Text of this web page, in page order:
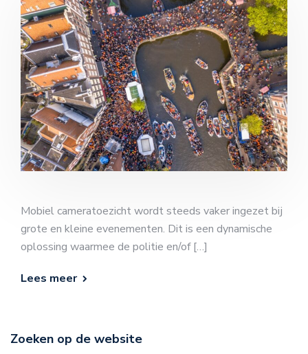
Mobiel cameratoezicht wordt steeds vaker ingezet bij
grote en kleine evenementen. Dit is een dynamische
oplossing waarmee de politie en/of […]
Lees meer
Zoeken op de website